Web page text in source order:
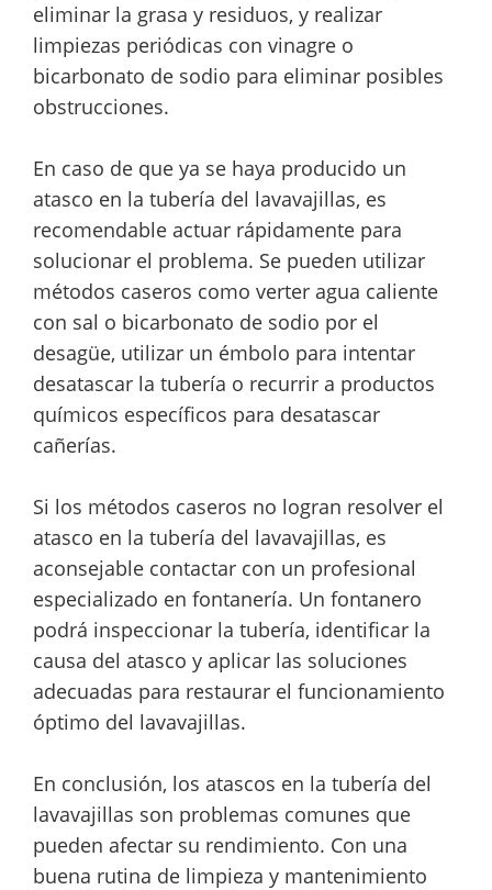
eliminar la grasa y residuos, y realizar
limpiezas periódicas con vinagre o
bicarbonato de sodio para eliminar posibles
obstrucciones.
En caso de que ya se haya producido un
atasco en la tubería del lavavajillas, es
recomendable actuar rápidamente para
solucionar el problema. Se pueden utilizar
métodos caseros como verter agua caliente
con sal o bicarbonato de sodio por el
desagüe, utilizar un émbolo para intentar
desatascar la tubería o recurrir a productos
químicos específicos para desatascar
cañerías.
Si los métodos caseros no logran resolver el
atasco en la tubería del lavavajillas, es
aconsejable contactar con un profesional
especializado en fontanería. Un fontanero
podrá inspeccionar la tubería, identificar la
causa del atasco y aplicar las soluciones
adecuadas para restaurar el funcionamiento
óptimo del lavavajillas.
En conclusión, los atascos en la tubería del
lavavajillas son problemas comunes que
pueden afectar su rendimiento. Con una
buena rutina de limpieza y mantenimiento